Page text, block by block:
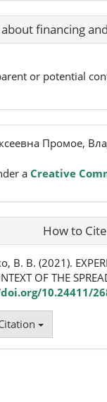
financing
or potential
Промое,
a Creative
How to Cite
(2021).
OF THE
10.24411/